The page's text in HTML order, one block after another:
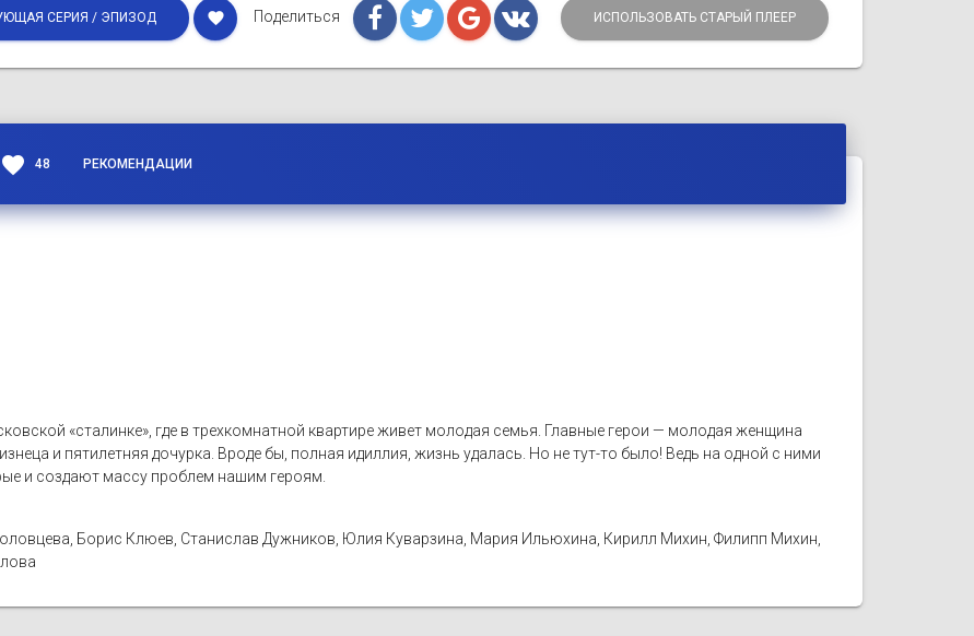
СЕРИЯ / ЭПИЗОД favorite Поделиться ИСПОЛЬЗОВАТЬ СТАРЫЙ ПЛЕЕР
favorite 48 РЕКОМЕНДАЦИИ
«сталинке», где в трехкомнатной квартире живет молодая семья. Главные герои — молодая женщина
и пятилетняя дочурка. Вроде бы, полная идиллия, жизнь удалась. Но не тут-то было! Ведь на одной с ними
и создают массу проблем нашим героям.
Борис Клюев, Станислав Дужников, Юлия Куварзина, Мария Ильюхина, Кирилл Михин, Филипп Михин,